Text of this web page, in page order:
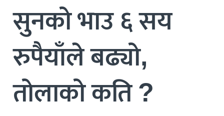
सुनको भाउ ६ सय
रुपैयाँले बढ्यो,
तोलाको कति ?